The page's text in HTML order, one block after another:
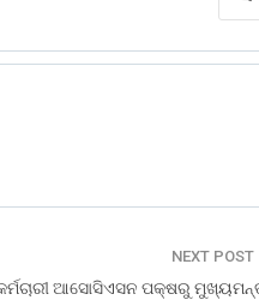
NEXT POST
ଆସୋସିଏସନ ପକ୍ଷରୁ